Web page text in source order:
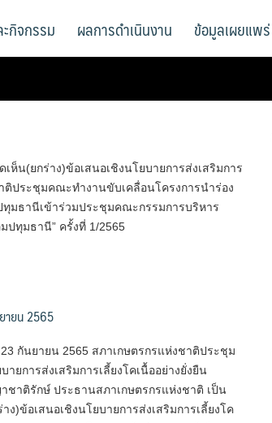
กิจกรรม ผลการดำเนินงาน ข้อมูลเผยแพร่
ห็น(ยกร่าง)ข้อเสนอเชิงนโยบายการส่งเสริมการ
ติประชุมคณะทำงานขับเคลื่อนโครงการนำร่อง
ทุมธานีเข้าร่วมประชุมคณะกรรมการบริหาร
ปทุมธานี” ครั้งที่ 1/2565
ายน 2565
กันยายน 2565 สภาเกษตรกรแห่งชาติประชุม
บายการส่งเสริมการเลี้ยงโคเนื้ออย่างยั่งยืน
าติรักษ์ ประธานสภาเกษตรกรแห่งชาติ เป็น
)ข้อเสนอเชิงนโยบายการส่งเสริมการเลี้ยงโค